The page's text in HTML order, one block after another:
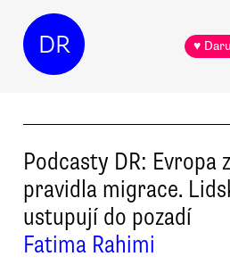
DR ♥
Podcasty DR: Evropa
pravidla migrace.
ustupují do pozadí
Fatima Rahimi